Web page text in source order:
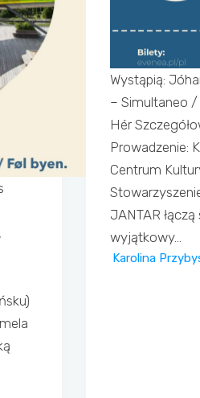
Wystąpią:
– Simultaneo /
Hér
Prowadzenie:
Centrum
JANTAR
wyjątkowy…
Karolina